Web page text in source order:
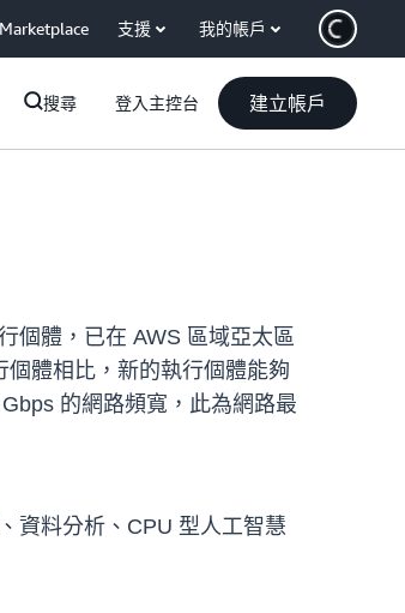
支援 我的帳戶
搜尋 登入主控台 建立帳戶
個體，已在 AWS 區域亞太區
體相比，新的執行個體能夠
的網路頻寬，此為網路最
資料分析、CPU 型人工智慧